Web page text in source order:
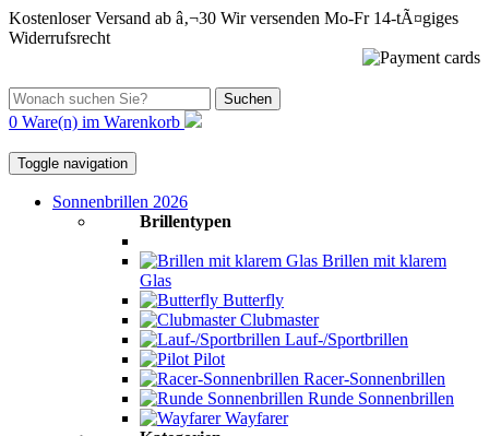
Kostenloser Versand ab â‚¬30 Wir versenden Mo-Fr 14-tÃ¤giges
Widerrufsrecht
Suchen
0 Ware(n) im Warenkorb
Toggle navigation
Sonnenbrillen 2026
Brillentypen
Brillen mit klarem
Glas
Butterfly
Clubmaster
Lauf-/Sportbrillen
Pilot
Racer-Sonnenbrillen
Runde Sonnenbrillen
Wayfarer